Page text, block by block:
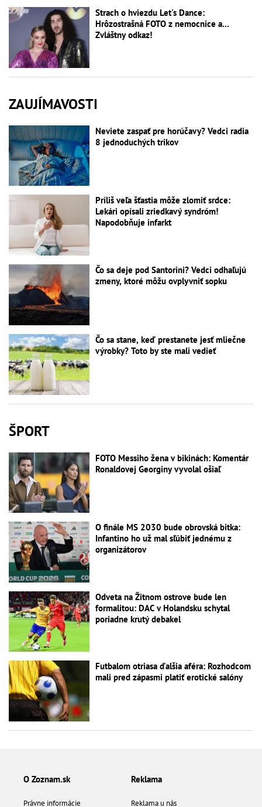
Strach o hviezdu Let's Dance:
Hrôzostrašná FOTO z nemocnice a...
Zvláštny odkaz!
ZAUJÍMAVOSTI
Neviete zaspať pre horúčavy? Vedci radia
8 jednoduchých trikov
Príliš veľa šťastia môže zlomiť srdce:
Lekári opísali zriedkavý syndróm!
Napodobňuje infarkt
Čo sa deje pod Santorini? Vedci odhaľujú
zmeny, ktoré môžu ovplyvniť sopku
Čo sa stane, keď prestanete jesť mliečne
výrobky? Toto by ste mali vedieť
ŠPORT
FOTO Messiho žena v bikinách: Komentár
Ronaldovej Georginy vyvolal ošiaľ
O finále MS 2030 bude obrovská bitka:
Infantino ho už mal sľúbiť jednému z
organizátorov
Odveta na Žitnom ostrove bude len
formalitou: DAC v Holandsku schytal
poriadne krutý debakel
Futbalom otriasa ďalšia aféra: Rozhodcom
mali pred zápasmi platiť erotické salóny
O Zoznam.sk
Právne informácie
Reklama
Reklama u nás